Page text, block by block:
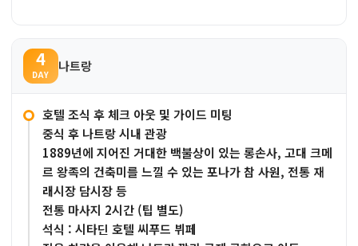
4
DAY
나트랑
호텔 조식 후 체크 아웃 및 가이드 미팅
중식 후 나트랑 시내 관광
1889년에 지어진 거대한 백불상이 있는 롱손사, 고대 크메
르 왕족의 건축미를 느낄 수 있는 포나가 참 사원, 전통 재
래시장 담시장 등
전통 마사지 2시간 (팁 별도)
석식 : 시타딘 호텔 씨푸드 뷔페